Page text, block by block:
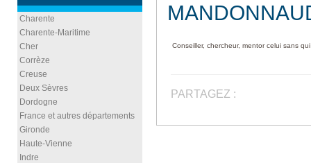
Charente
Charente-Maritime
Cher
Corrèze
Creuse
Deux Sèvres
Dordogne
France et autres départements
Gironde
Haute-Vienne
Indre
Conseiller, chercheur, mentor celui sans
PARTAGEZ :